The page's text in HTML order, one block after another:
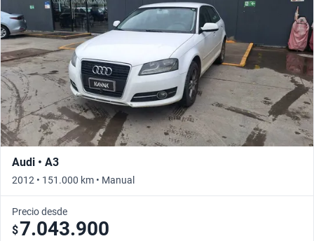
Audi • A3
2012 • 151.000 km • Manual
Precio desde
$7.043.900